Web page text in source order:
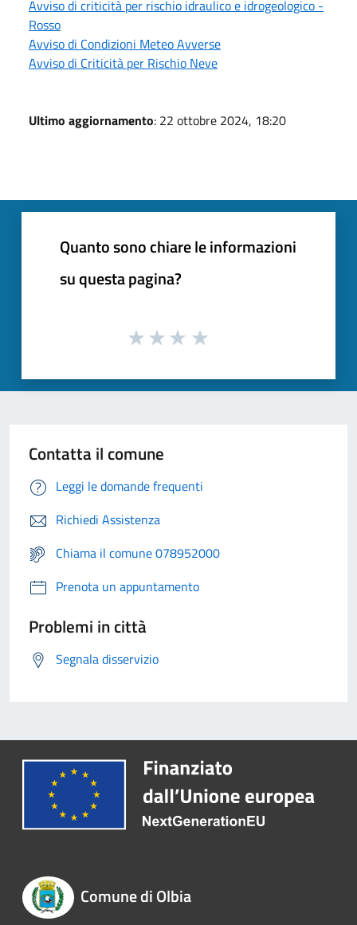
Avviso di criticità per rischio idraulico e idrogeologico -
Rosso
Avviso di Condizioni Meteo Avverse
Avviso di Criticità per Rischio Neve
Ultimo aggiornamento: 22 ottobre 2024, 18:20
Quanto sono chiare le informazioni
su questa pagina?
Contatta il comune
Leggi le domande frequenti
Richiedi Assistenza
Chiama il comune 078952000
Prenota un appuntamento
Problemi in città
Segnala disservizio
Comune di Olbia